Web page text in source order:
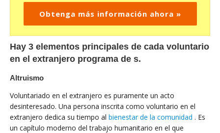
Obtenga más información ahora »
Hay 3 elementos principales de cada voluntario
en el extranjero programa de s.
Altruismo
Voluntariado en el extranjero es puramente un acto
desinteresado. Una persona inscrita como voluntario en el
extranjero dedica su tiempo al bienestar de la comunidad . Es
un capítulo moderno del trabajo humanitario en el que